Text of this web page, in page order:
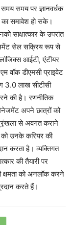
समय पर ज्ञानवर्धक
का समावेश हो सके।
साक्षात्कार के उपरांत
सेल सक्रिय रूप से
आईटी, एंटीयर
वॉक डीएमसी प्राइवेट
लाख सीटीसी
की है। रणनीतिक
अपने छात्रों को
से अवगत कराने
उनके करियर की
करता है। व्यक्तिगत
की तैयारी पर
क्षमता को अनलॉक करने
करते हैं।